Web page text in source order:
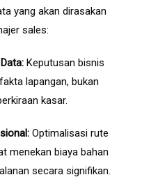
yang akan dirasakan
sales:
Keputusan bisnis
lapangan, bukan
kasar.
Optimalisasi rute
menekan biaya bahan
secara signifikan.